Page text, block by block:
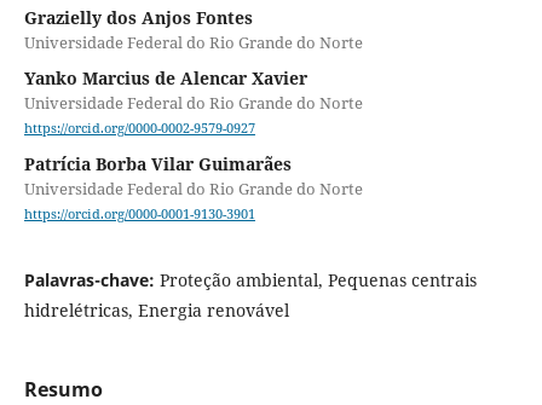
Grazielly dos Anjos Fontes
Universidade Federal do Rio Grande do Norte
Yanko Marcius de Alencar Xavier
Universidade Federal do Rio Grande do Norte
https://orcid.org/0000-0002-9579-0927
Patrícia Borba Vilar Guimarães
Universidade Federal do Rio Grande do Norte
https://orcid.org/0000-0001-9130-3901
Palavras-chave: Proteção ambiental, Pequenas centrais
hidrelétricas, Energia renovável
Resumo